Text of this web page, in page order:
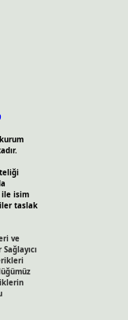
ile isim
taslak
ve